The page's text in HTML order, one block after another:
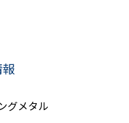
グメタル